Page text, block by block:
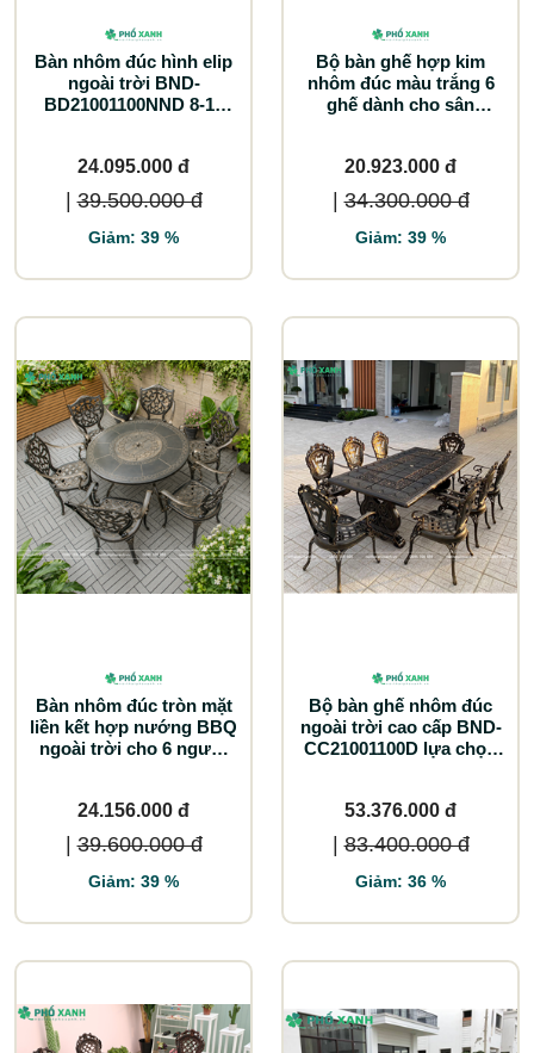
Bàn nhôm đúc hình elip
ngoài trời BND-
BD21001100NND 8-10
24.095.000 đ
| 39.500.000 đ
Giảm: 39 %
Bộ bàn ghế hợp kim
nhôm đúc màu trắng 6
ghế dành cho sân
20.923.000 đ
| 34.300.000 đ
Giảm: 39 %
Bàn nhôm đúc tròn mặt
liền kết hợp nướng BBQ
ngoài trời cho 6 người
24.156.000 đ
| 39.600.000 đ
Giảm: 39 %
Bộ bàn ghế nhôm đúc
ngoài trời cao cấp BND-
CC21001100D lựa chọn
53.376.000 đ
| 83.400.000 đ
Giảm: 36 %